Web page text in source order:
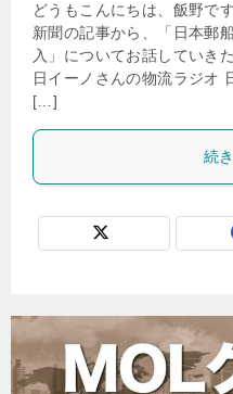
どうもこんにちは、飯野で
新聞の記事から、「日本郵
入」についてお話していき
日イーノさんの物流ラジオ
[…]
続